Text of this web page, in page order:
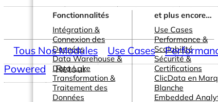
Fonctionnalités
Intégration &
Connexion des
Données
Data Warehouse &
Data Lake
Transformation &
Traitement des
Données
et plus encore...
Use Cases
Performance &
Scalabilité
Sécurité &
Certifications
ClicData en
Blanche
Embedded
Tous Nos Modules Use Cases
Powered
Retour